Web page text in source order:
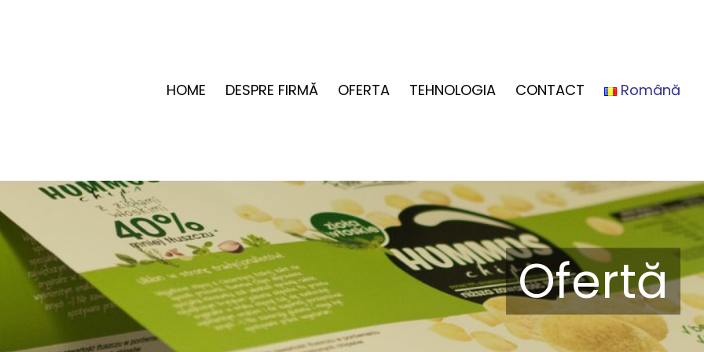
HOME DESPRE FIRMĂ OFERTA TEHNOLOGIA CONTACT Română
Ofertă